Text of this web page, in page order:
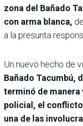
zona del Bañado
con arma blanca,
a la presunta
Un nuevo hecho de
Bañado Tacumbú,
terminó de
policial, el
una de las